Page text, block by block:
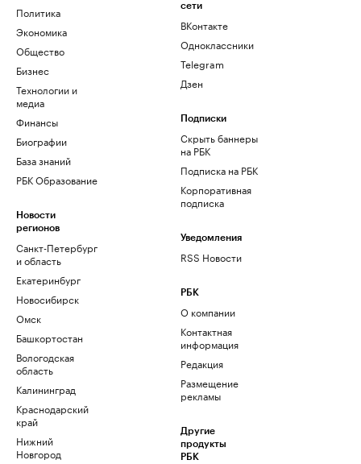
Политика
Экономика
Общество
Бизнес
Технологии и
медиа
Финансы
Биографии
База знаний
РБК Образование
Новости
регионов
Санкт-Петербург
и область
Екатеринбург
Новосибирск
Омск
Башкортостан
Вологодская
область
Калининград
Краснодарский
край
Нижний
Новгород
сети
ВКонтакте
Одноклассники
Telegram
Дзен
Подписки
Скрыть баннеры
на РБК
Подписка на РБК
Корпоративная
подписка
Уведомления
RSS Новости
РБК
О компании
Контактная
информация
Редакция
Размещение
рекламы
Другие
продукты
РБК